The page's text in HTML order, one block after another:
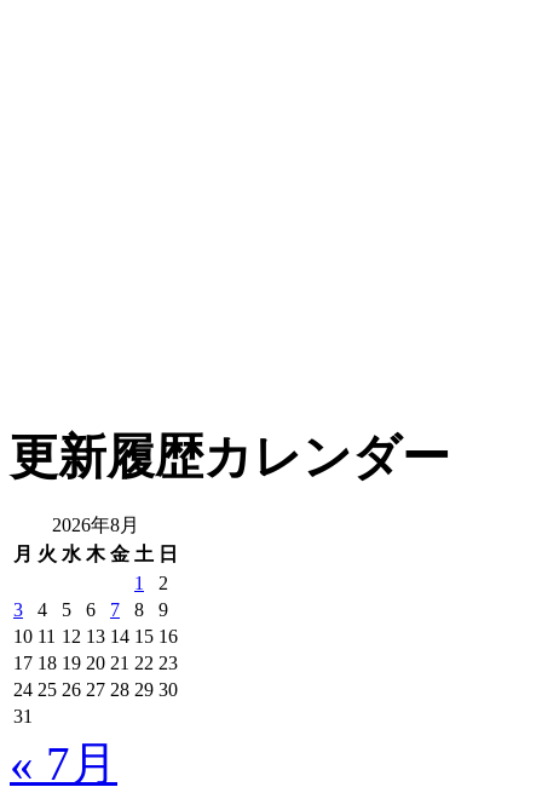
更新履歴カレンダー
2026年8月
月 火 水 木 金 土 日
1
2
3
4 5 6 7 8
9
10 11 12 13 14 15 16
17 18 19 20 21 22 23
24 25 26 27 28 29 30
31
« 7月